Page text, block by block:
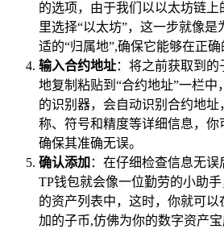
的选项，由于我们以以太坊链
里选择“以太坊”，这一步就像
适的“归属地”,确保它能够在正确
输入合约地址：将之前获取到
地复制粘贴到“合约地址”一栏中
的识别器，会自动识别合约地址
称、符号和精度等详细信息，你
确保其准确无误。
确认添加 ：在仔细检查信息无误
TP钱包就会像一位勤劳的小助
的资产列表中，这时，你就可
加的子币,仿佛为你的数字资产